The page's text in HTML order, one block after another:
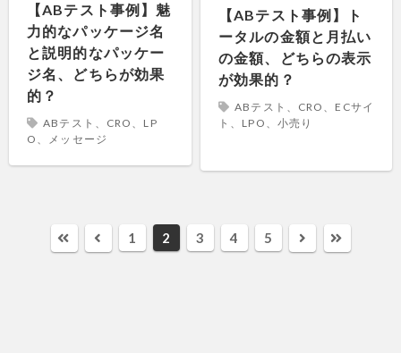
【ABテスト事例】魅
力的なパッケージ名
と説明的なパッケー
ジ名、どちらが効果
的？
ABテスト、CRO、LP
O、メッセージ
【ABテスト事例】ト
ータルの金額と月払い
の金額、どちらの表示
が効果的？
ABテスト、CRO、ECサイ
ト、LPO、小売り
1 2 3 4 5